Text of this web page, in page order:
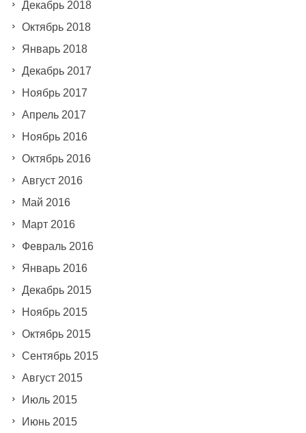
Декабрь 2018
Октябрь 2018
Январь 2018
Декабрь 2017
Ноябрь 2017
Апрель 2017
Ноябрь 2016
Октябрь 2016
Август 2016
Май 2016
Март 2016
Февраль 2016
Январь 2016
Декабрь 2015
Ноябрь 2015
Октябрь 2015
Сентябрь 2015
Август 2015
Июль 2015
Июнь 2015